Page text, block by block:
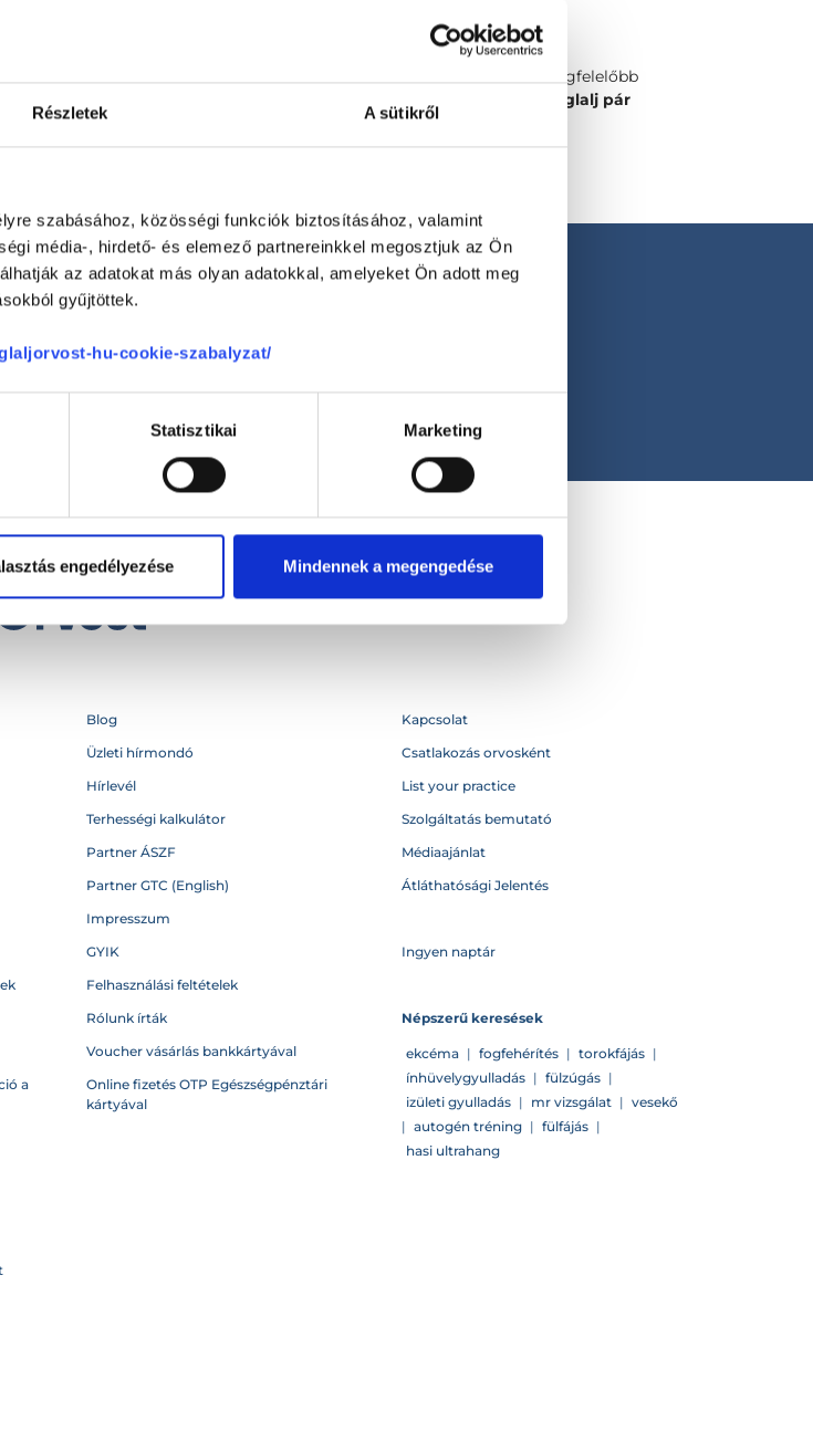
Részletek A sütikről
szabásához, közösségi funkciók biztosításához, valamint
média-, hirdető- és elemező partnereinkkel megosztjuk az Ön
az adatokat más olyan adatokkal, amelyeket Ön adott meg
gyűjtöttek.
hu-cookie-szabalyzat/
Statisztikai Marketing
engedélyezése Mindennek a megengedése
Válaszd ki a számodra legmegfelelőbb
foglalj pár
Telefon
(H-P: 8:00-20:00)
a
Blog
Üzleti hírmondó
Hírlevél
Terhességi kalkulátor
Partner ÁSZF
Partner GTC (English)
Impresszum
GYIK
Felhasználási feltételek
Rólunk írták
Voucher vásárlás bankkártyával
Online fizetés OTP Egészségpénztári
kártyával
Kapcsolat
Csatlakozás orvosként
List your practice
Szolgáltatás bemutató
Médiaajánlat
Átláthatósági Jelentés
Ingyen naptár
Népszerű keresések
ekcéma | fogfehérítés | torokfájás |
ínhüvelygyulladás | fülzúgás |
izületi gyulladás | mr vizsgálat | vesekő
| autogén tréning | fülfájás |
hasi ultrahang